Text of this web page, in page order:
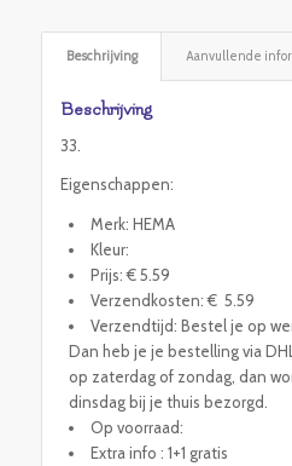
Beschrijving Aanvullende
Beschrijving
33.
Eigenschappen:
Merk: HEMA
Kleur:
Prijs: € 5.59
Verzendkosten: € 5.59
Verzendtijd: Bestel je op
Dan heb je je bestelling via
op zaterdag of zondag, dan
dinsdag bij je thuis bezorgd.
Op voorraad:
Extra info : 1+1 gratis